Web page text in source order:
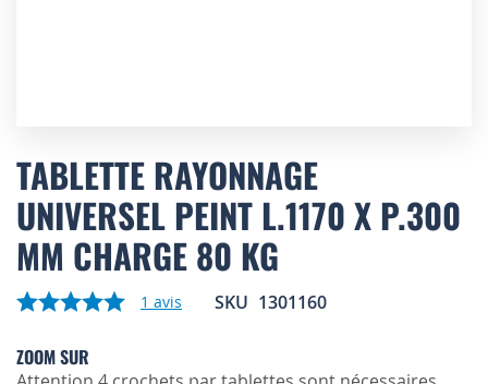
to
the
beginning
of
the
images
gallery
TABLETTE RAYONNAGE
UNIVERSEL PEINT L.1170 X P.300
MM CHARGE 80 KG
1 avis SKU 1301160
ZOOM SUR